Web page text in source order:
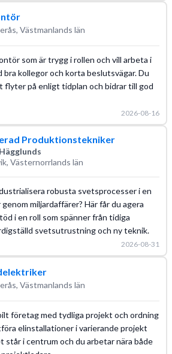
Västmanlands län
som är trygg i rollen och vill arbeta i
kollegor och korta beslutsvägar. Du
flyter på enligt tidplan och bidrar till god
2026-08-16
Produktionstekniker
Västernorrlands län
robusta svetsprocesser i en
miljardaffärer? Här får du agera
i en roll som spänner från tidiga
svetsutrustning och ny teknik.
2026-08-31
Västmanlands län
företag med tydliga projekt och ordning
elinstallationer i varierande projekt
står i centrum och du arbetar nära både